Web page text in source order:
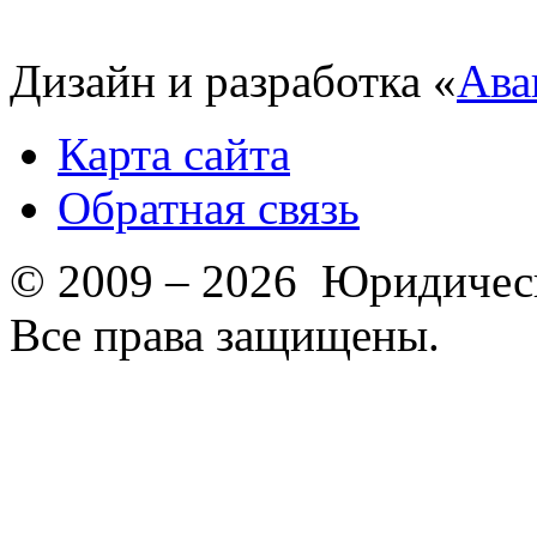
Дизайн и разработка «
Карта сайта
Обратная связь
© 2009 – 2026
Все права защищены.